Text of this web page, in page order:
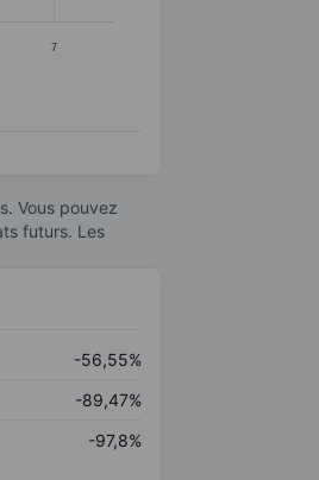
7
Vous pouvez
futurs. Les
-56,55%
-89,47%
-97,8%